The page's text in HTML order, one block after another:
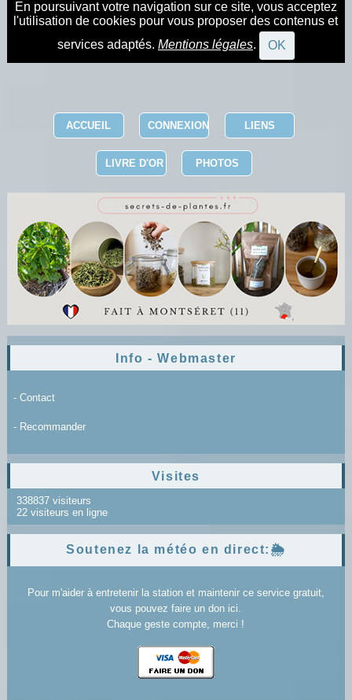
En poursuivant votre navigation sur ce site, vous acceptez
l'utilisation de cookies pour vous proposer des contenus et
services adaptés. Mentions légales. OK
ACCUEIL CONNEXION LIENS
LIVRE D'OR PHOTOS
Info - Webmaster
- Contact
- Recommander
Visites
338837 visiteurs
22 visiteurs en ligne
Soutenez la météo en direct:🌦️
Pour m'aider à entretenir la station et maintenir ce service gratuit,
vous pouvez faire un don ici.
Chaque geste compte, merci !